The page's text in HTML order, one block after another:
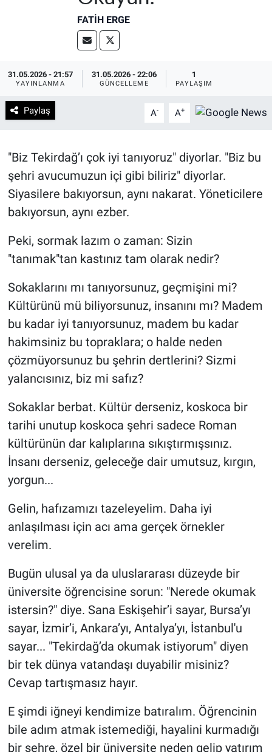
FATIH ERGE
31.05.2026 - 21:57
YAYINLANMA
31.05.2026 - 22:06
GÜNCELLEME
1
PAYLAŞIM
Paylaş A- A+
"Biz Tekirdağ’ı çok iyi tanıyoruz" diyorlar. "Biz bu
şehri avucumuzun içi gibi biliriz" diyorlar.
Siyasilere bakıyorsun, aynı nakarat. Yöneticilere
bakıyorsun, aynı ezber.
Peki, sormak lazım o zaman: Sizin
"tanımak"tan kastınız tam olarak nedir?
Sokaklarını mı tanıyorsunuz, geçmişini mi?
Kültürünü mü biliyorsunuz, insanını mı? Madem
bu kadar iyi tanıyorsunuz, madem bu kadar
hakimsiniz bu topraklara; o halde neden
çözmüyorsunuz bu şehrin dertlerini? Sizmi
yalancısınız, biz mi safız?
Sokaklar berbat. Kültür derseniz, koskoca bir
tarihi unutup koskoca şehri sadece Roman
kültürünün dar kalıplarına sıkıştırmışsınız.
İnsanı derseniz, geleceğe dair umutsuz, kırgın,
yorgun...
Gelin, hafızamızı tazeleyelim. Daha iyi
anlaşılması için acı ama gerçek örnekler
verelim.
Bugün ulusal ya da uluslararası düzeyde bir
üniversite öğrencisine sorun: "Nerede okumak
istersin?" diye. Sana Eskişehir’i sayar, Bursa’yı
sayar, İzmir’i, Ankara’yı, Antalya’yı, İstanbul'u
sayar... "Tekirdağ’da okumak istiyorum" diyen
bir tek dünya vatandaşı duyabilir misiniz?
Cevap tartışmasız hayır.
E şimdi iğneyi kendimize batıralım. Öğrencinin
bile adım atmak istemediği, hayalini kurmadığı
bir şehre, özel bir üniversite neden gelip yatırım